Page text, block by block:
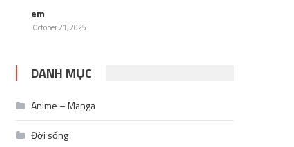
em
October 21, 2025
DANH MỤC
Anime – Manga
Đời sống